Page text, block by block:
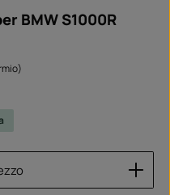
BMW S1000R
la quantità